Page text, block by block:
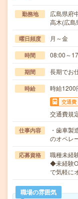
勤務地
広島県府
高木(広島
曜日頻度 月～金
時間 08:00～
期間 長期でお
時給 時給1200
交通費
交通費規
仕事内容
・歯車製
のオペレ
応募資格
職種未経
◆未経験
で気軽に
職場の雰囲気